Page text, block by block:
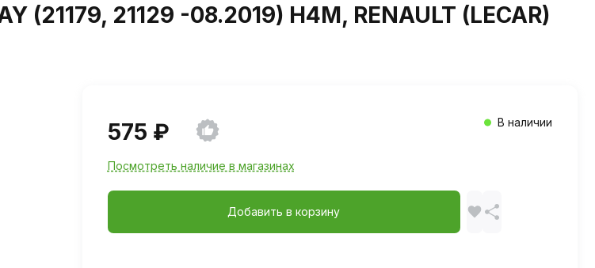
(21179, 21129 -08.2019) Н4М, RENAULT (LECAR)
575 ₽ В наличии
Посмотреть наличие в магазинах
Добавить в корзину